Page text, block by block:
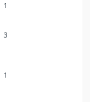
1
3
1